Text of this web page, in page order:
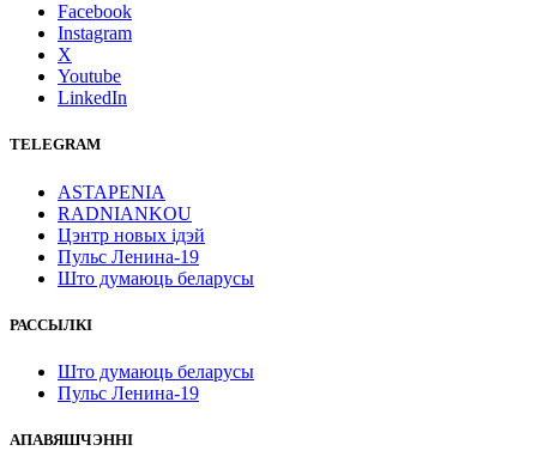
Facebook
Instagram
X
Youtube
LinkedIn
TELEGRAM
ASTAPENIA
RADNIANKOU
Цэнтр новых ідэй
Пульс Ленина-19
Што думаюць беларусы
РАССЫЛКІ
Што думаюць беларусы
Пульс Ленина-19
АПАВЯШЧЭННІ